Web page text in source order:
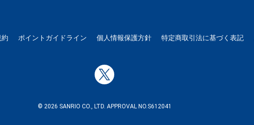
約 ポイントガイドライン 個人情報保護方針 特定商取引法に基づく表記
© 2026 SANRIO CO., LTD. APPROVAL NO.S612041